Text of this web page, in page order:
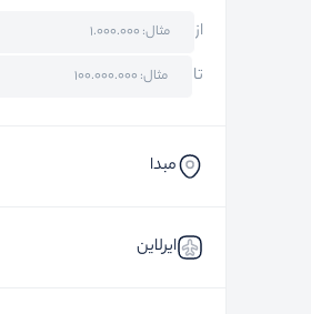
از
تا
مبدا
ایرلاین